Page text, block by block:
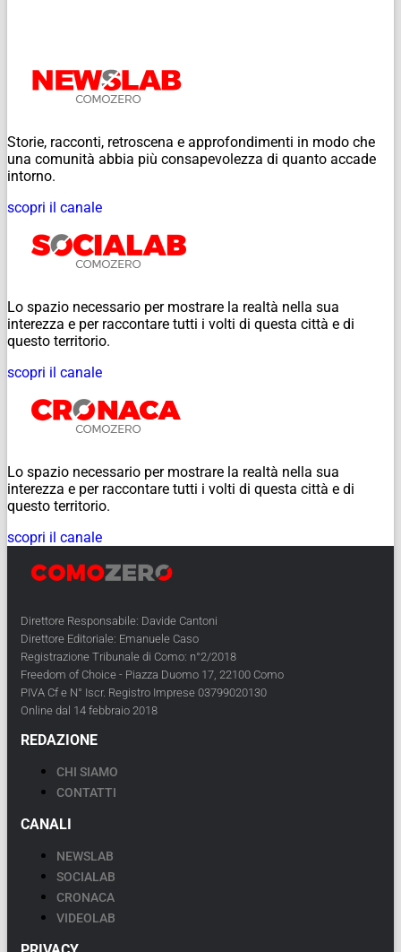
Storie, racconti, retroscena e approfondimenti in modo che
una comunità abbia più consapevolezza di quanto accade
intorno.
scopri il canale
Lo spazio necessario per mostrare la realtà nella sua
interezza e per raccontare tutti i volti di questa città e di
questo territorio.
scopri il canale
Lo spazio necessario per mostrare la realtà nella sua
interezza e per raccontare tutti i volti di questa città e di
questo territorio.
scopri il canale
Direttore Responsabile: Davide Cantoni
Direttore Editoriale: Emanuele Caso
Registrazione Tribunale di Como: n°2/2018
Freedom of Choice - Piazza Duomo 17, 22100 Como
PIVA Cf e N° Iscr. Registro Imprese 03799020130
Online dal 14 febbraio 2018
REDAZIONE
CHI SIAMO
CONTATTI
CANALI
NEWSLAB
SOCIALAB
CRONACA
VIDEOLAB